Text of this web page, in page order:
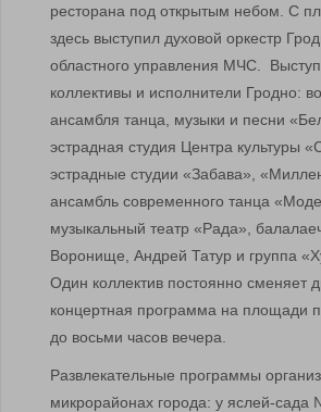
ресторана под открытым небом. С
здесь выступил духовой оркестр
областного управления МЧС.
коллективы и исполнители Гродно:
ансамбля танца, музыки и песни
эстрадная студия Центра культуры
эстрадные студии «Забава»,
ансамбль современного танца
музыкальный театр «Рада»,
Воронище, Андрей Татур и группа
Один коллектив постоянно сменяет
концертная программа на площади
до восьми часов вечера.
Развлекательные программы
микрорайонах города: у яслей-сада